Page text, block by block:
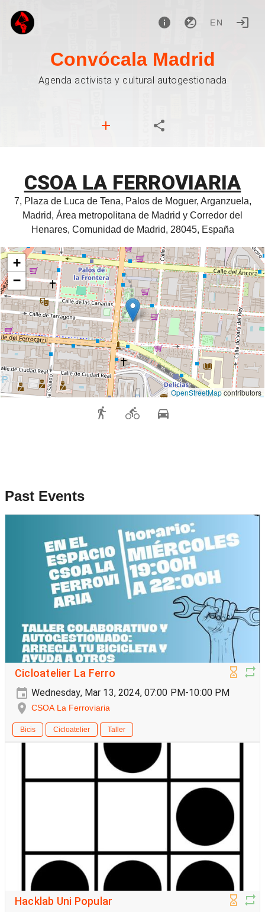
EN
Convócala Madrid
Agenda activista y cultural autogestionada
CSOA LA FERROVIARIA
7, Plaza de Luca de Tena, Palos de Moguer, Arganzuela,
Madrid, Área metropolitana de Madrid y Corredor del
Henares, Comunidad de Madrid, 28045, España
+
−
OpenStreetMapcontributors
Past Events
Cicloatelier La Ferro
Wednesday, Mar 13, 2024, 07:00 PM-10:00 PM
CSOA La Ferroviaria
Bicis Cicloatelier Taller
Hacklab Uni Popular